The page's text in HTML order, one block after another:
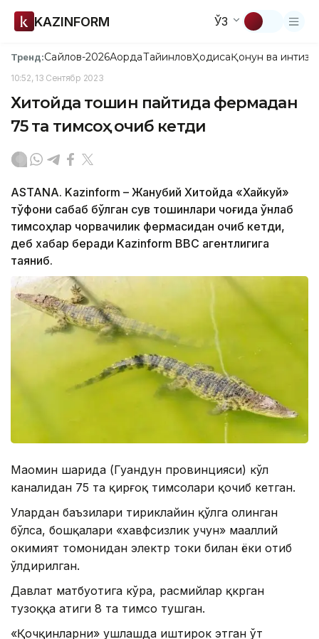
KAZINFORM ЎЗ
Тренд:Сайлов-2026АқордаТайинловҲодисаҚонун ва
10:52, 13 Сентябр 2023
Хитойда тошқин пайтида фермадан
75 та тимсоҳ қочиб кетди
ASTANA. Kazinform – Жанубий Хитойда «Хайкуй»
тўфони сабаб бўлган сув тошқинлари чоғида ўнлаб
тимсоҳлар чорвачилик фермасидан қочиб кетди,
деб хабар беради Kazinform ВВC агентлигига
таяниб.
Маомин шаҳрида (Гуандун провинцияси) кўл
каналидан 75 та қирғоқ тимсоҳлари қочиб кетган.
Улардан баъзилари тириклайин қўлга олинган
бўлса, бошқалари «хавфсизлик учун» маҳаллий
ҳокимият томонидан электр токи билан ёки отиб
ўлдирилган.
Давлат матбуотига кўра, расмийлар қкрган
тузоққа атиги 8 та тимсоҳ тушган.
«Қочқинларни» ушлашда иштирок этган ўт